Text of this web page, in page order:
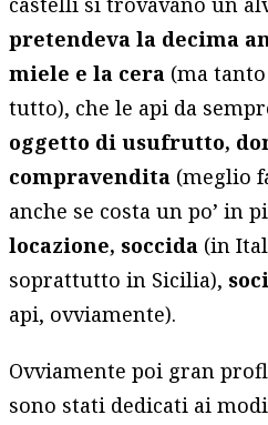
pretendeva la decima
miele e la cera (ma
tutto), che le api da
oggetto di usufrutto,
compravendita (meglio
anche se costa un po’ in
locazione, soccida (in
soprattutto in Sicilia),
api, ovviamente).
Ovviamente poi gran
sono stati dedicati ai